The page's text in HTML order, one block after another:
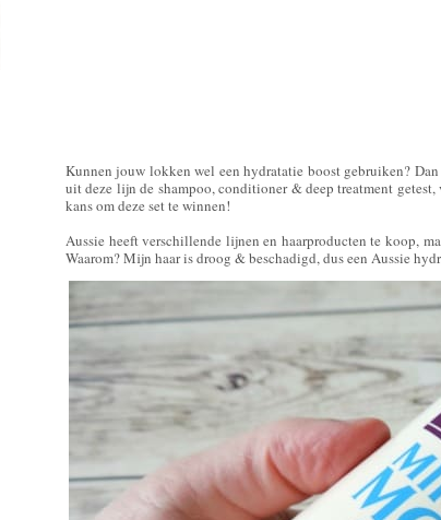
Kunnen jouw lokken wel een hydratatie boost gebruiken? Dan
uit deze lijn de shampoo, conditioner & deep treatment
kans om deze set te winnen!
Aussie heeft verschillende lijnen en haarproducten te koop,
Waarom? Mijn haar is droog & beschadigd, dus een Aussie